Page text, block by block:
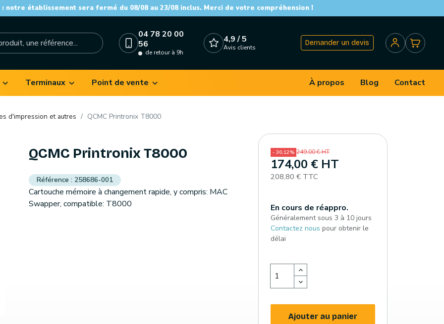
notre établissement sera fermé du 08/08 au 23/08 inclus. Merci de votre compréhension !
04 78 20 00
56
de retour à 9h
4,9 / 5
Avis clients
Demander un devis
Terminaux Point de vente À propos Blog Contact
d'impression et autres QCMC Printronix T8000
QCMC Printronix T8000
258686-001
Cartouche mémoire à changement rapide, y compris: MAC
Swapper, compatible: T8000
- 30,12% 249,00 € HT
174,00 € HT
208,80 € TTC
En cours de réappro.
Généralement sous 3 à 10 jours
Contactez nous pour obtenir le
délai
Ajouter au panier